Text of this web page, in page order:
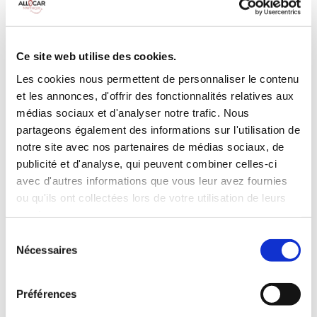
Ce site web utilise des cookies.
Les cookies nous permettent de personnaliser le contenu
et les annonces, d'offrir des fonctionnalités relatives aux
médias sociaux et d'analyser notre trafic. Nous
partageons également des informations sur l'utilisation de
notre site avec nos partenaires de médias sociaux, de
publicité et d'analyse, qui peuvent combiner celles-ci
avec d'autres informations que vous leur avez fournies
ou qu'ils ont collectées lors de votre utilisation de leurs
Nécessaires
Préférences
Diesel
INCLUS À LA LOCATION
Killométrage illimité
Assurance tous risques (hors franchise)
Carburant : plein à rendre plein
CONDITIONS DE LOCATION
Age minimum :20 ans